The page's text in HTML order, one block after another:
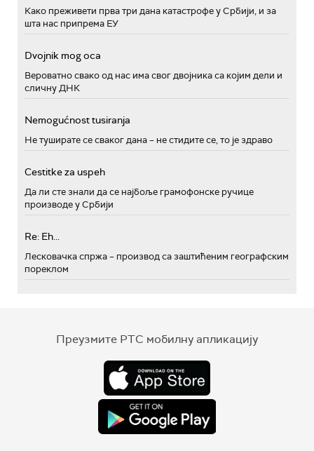
Како преживети прва три дана катастрофе у Србији, и за
шта нас припрема ЕУ
Dvojnik mog oca
Вероватно свако од нас има свог двојника са којим дели и
сличну ДНК
Nemogućnost tusiranja
Не туширате се сваког дана – не стидите се, то је здраво
Cestitke za uspeh
Да ли сте знали да се најбоље грамофонске ручице
производе у Србији
Re: Eh...
Лесковачка спржа – производ са заштићеним географским
пореклом
Преузмите РТС мобилну апликацију